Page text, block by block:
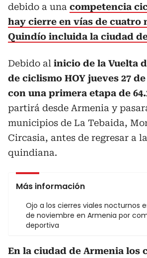
debido a una competencia
hay cierre en vías de cuatro
Quindío incluida la ciudad
Debido al inicio de la Vuelta
de ciclismo HOY jueves 27
con una primera etapa de
partirá desde Armenia y
municipios de La Tebaida,
Circasia, antes de regresar a
quindiana.
Más información
Ojo a los cierres viales nocturnos
de noviembre en Armenia por
deportiva
En la ciudad de Armenia los